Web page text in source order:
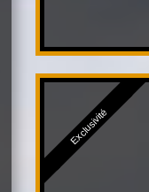
Exclusivité